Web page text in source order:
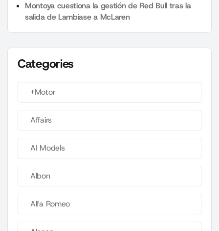
Montoya cuestiona la gestión de Red Bull tras la
salida de Lambiase a McLaren
Categories
+Motor
Affairs
AI Models
Albon
Alfa Romeo